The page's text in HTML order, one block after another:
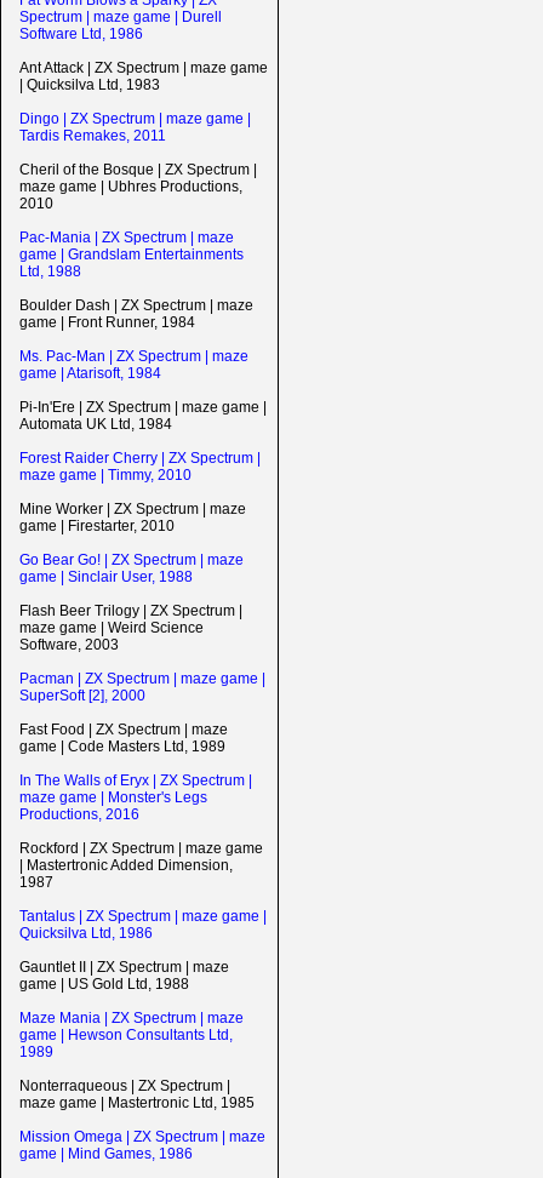
Spectrum | maze game | Durell
Software Ltd, 1986
Ant Attack | ZX Spectrum | maze game
| Quicksilva Ltd, 1983
Dingo | ZX Spectrum | maze game |
Tardis Remakes, 2011
Cheril of the Bosque | ZX Spectrum |
maze game | Ubhres Productions,
2010
Pac-Mania | ZX Spectrum | maze
game | Grandslam Entertainments
Ltd, 1988
Boulder Dash | ZX Spectrum | maze
game | Front Runner, 1984
Ms. Pac-Man | ZX Spectrum | maze
game | Atarisoft, 1984
Pi-In'Ere | ZX Spectrum | maze game |
Automata UK Ltd, 1984
Forest Raider Cherry | ZX Spectrum |
maze game | Timmy, 2010
Mine Worker | ZX Spectrum | maze
game | Firestarter, 2010
Go Bear Go! | ZX Spectrum | maze
game | Sinclair User, 1988
Flash Beer Trilogy | ZX Spectrum |
maze game | Weird Science
Software, 2003
Pacman | ZX Spectrum | maze game |
SuperSoft [2], 2000
Fast Food | ZX Spectrum | maze
game | Code Masters Ltd, 1989
In The Walls of Eryx | ZX Spectrum |
maze game | Monster's Legs
Productions, 2016
Rockford | ZX Spectrum | maze game
| Mastertronic Added Dimension,
1987
Tantalus | ZX Spectrum | maze game |
Quicksilva Ltd, 1986
Gauntlet II | ZX Spectrum | maze
game | US Gold Ltd, 1988
Maze Mania | ZX Spectrum | maze
game | Hewson Consultants Ltd,
1989
Nonterraqueous | ZX Spectrum |
maze game | Mastertronic Ltd, 1985
Mission Omega | ZX Spectrum | maze
game | Mind Games, 1986